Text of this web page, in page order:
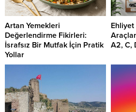
Artan Yemekleri
Değerlendirme Fikirleri:
İsrafsız Bir Mutfak İçin Pratik
Yollar
Ehliyet
A2, C,